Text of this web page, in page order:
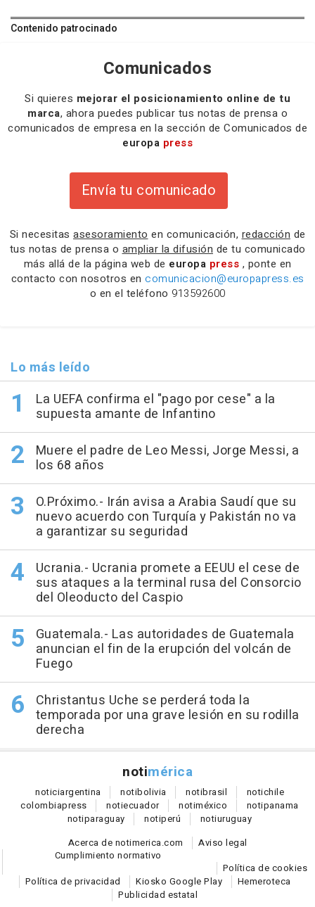
Contenido patrocinado
Comunicados
Si quieres mejorar el posicionamiento online de tu
marca, ahora puedes publicar tus notas de prensa o
comunicados de empresa en la sección de Comunicados de
europa press
Envía tu comunicado
Si necesitas asesoramiento en comunicación, redacción de
tus notas de prensa o ampliar la difusión de tu comunicado
más allá de la página web de europa press , ponte en
contacto con nosotros en comunicacion@europapress.es
o en el teléfono 913592600
Lo más leído
La UEFA confirma el "pago por cese" a la
supuesta amante de Infantino
Muere el padre de Leo Messi, Jorge Messi, a
los 68 años
O.Próximo.- Irán avisa a Arabia Saudí que su
nuevo acuerdo con Turquía y Pakistán no va
a garantizar su seguridad
Ucrania.- Ucrania promete a EEUU el cese de
sus ataques a la terminal rusa del Consorcio
del Oleoducto del Caspio
Guatemala.- Las autoridades de Guatemala
anuncian el fin de la erupción del volcán de
Fuego
Christantus Uche se perderá toda la
temporada por una grave lesión en su rodilla
derecha
notimérica
noticiargentina notibolivia notibrasil notichile
colombiapress notiecuador notiméxico notipanama
notiparaguay notiperú notiuruguay
Acerca de notimerica.com
Aviso legal
Cumplimiento normativo
Política de cookies
Política de privacidad
Kiosko Google Play
Hemeroteca
Publicidad estatal